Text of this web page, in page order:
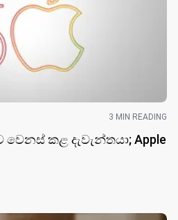
3 MIN READING
කළ දැවැන්තයා; Apple